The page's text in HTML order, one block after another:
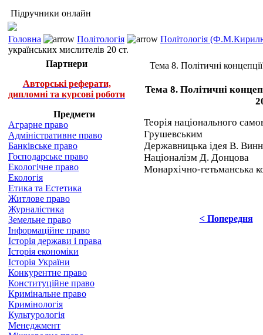
Підручники онлайн
Головна Політологія
Політологія
українських мислителів 20 ст.
Партнери
Авторські реферати,
дипломні та курсові роботи
Предмети
Аграрне право
Адміністративне право
Банківське право
Господарське право
Екологічне право
Екологія
Етика та Естетика
Житлове право
Журналістика
Земельне право
Інформаційне право
Історія держави і права
Історія економіки
Історія України
Конкурентне право
Конституційне право
Кримінальне право
Кримінологія
Культурологія
Менеджмент
Тема 8. Політичні
Тема 8. Політичні
Теорія національного
Грушевським
Державницька ідея В.
Націоналізм Д. Донцова
Монархічно-гетьманська
< Попередня